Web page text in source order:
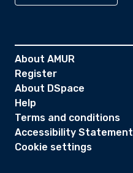
About AMUR
Register
About DSpace
Help
Terms and conditions
Accessibility Statement
Cookie settings